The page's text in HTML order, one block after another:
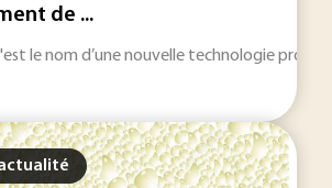
de ...
le nom d’une nouvelle technologie